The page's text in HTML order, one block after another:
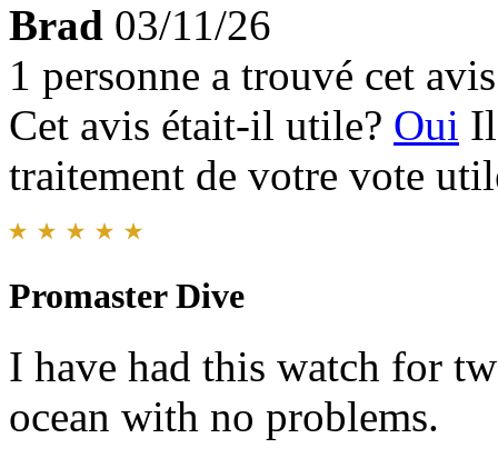
Brad 03/11/26
1 personne a trouvé cet
Cet avis était-il utile? Oui
traitement de votre vote
Promaster Dive
I have had this watch for
ocean with no problems.